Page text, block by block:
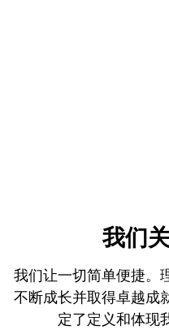
我们
我们让一切简单便捷。
不断成长并取得卓越成
定了定义和体现